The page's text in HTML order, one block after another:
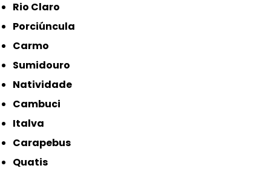
Rio Claro
Porciúncula
Carmo
Sumidouro
Natividade
Cambuci
Italva
Carapebus
Quatis